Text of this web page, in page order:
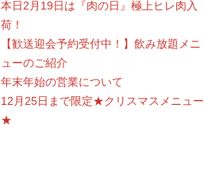
本日2月19日は『肉の日』極上ヒレ肉入
荷！
【歓送迎会予約受付中！】飲み放題メニ
ューのご紹介
年末年始の営業について
12月25日まで限定★クリスマスメニュー
★